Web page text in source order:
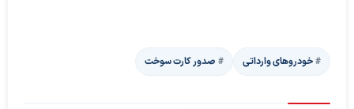
خودروهای وارداتی صدور کارت سوخت